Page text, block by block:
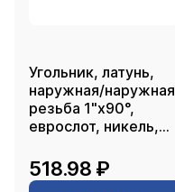
Угольник, латунь,
наружная/наружная
резьба 1"х90°,
еврослот, никель,
518.98 ₽